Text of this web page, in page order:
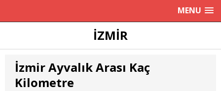
MENU
İZMIR
İzmir Ayvalık Arası Kaç
Kilometre